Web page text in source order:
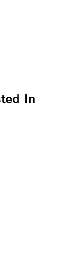
In